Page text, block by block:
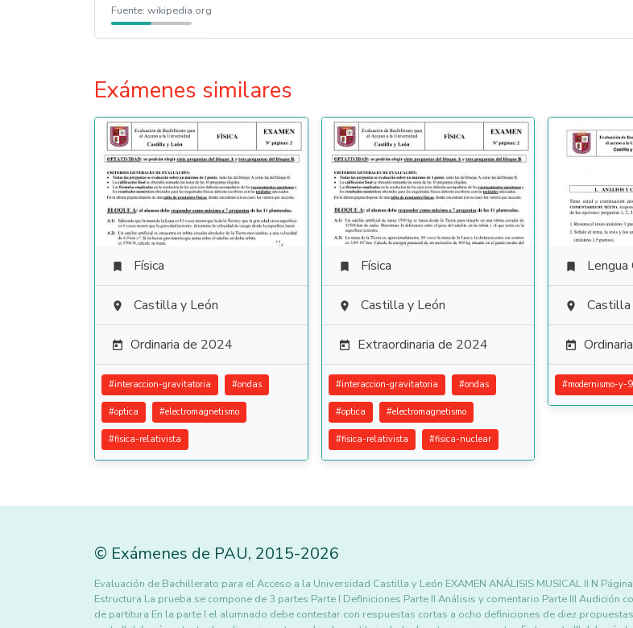
Fuente: wikipedia.org
Exámenes similares
 Física
 Castilla y León
 Ordinaria de 2024
#interaccion-gravitatoria #ondas
#optica #electromagnetismo
#fisica-relativista
 Física
 Castilla y León
 Extraordinaria de 2024
#interaccion-gravitatoria #ondas
#optica #electromagnetismo
#fisica-relativista #fisica-nuclear
 Lengua
 Castilla

#modernismo-y-
© Exámenes de PAU, 2015-2026
Evaluación de Bachillerato para el Acceso a la Universidad Castilla y León EXAMEN ANÁLISIS MUSICAL II N
Estructura La prueba se compone de 3 partes Parte I Definiciones Parte II Análisis y comentario Parte III Audición
de partitura En la parte I el alumnado debe contestar con respuestas cortas a ocho definiciones de diez